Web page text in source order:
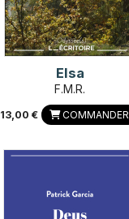
Elsa
F.M.R.
13,00 € COMMANDER